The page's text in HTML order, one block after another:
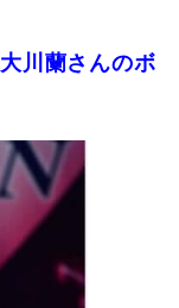
川蘭さんのボ